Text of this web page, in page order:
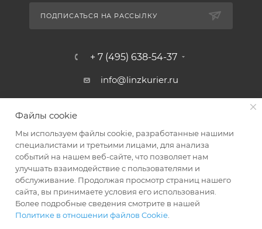
ПОДПИСАТЬСЯ НА РАССЫЛКУ
+ 7 (495) 638-54-37
info@linzkurier.ru
Файлы cookie
Мы используем файлы cookie, разработанные нашими
специалистами и третьими лицами, для анализа
событий на нашем веб-сайте, что позволяет нам
улучшать взаимодействие с пользователями и
обслуживание. Продолжая просмотр страниц нашего
сайта, вы принимаете условия его использования.
Более подробные сведения смотрите в нашей
Политике в отношении файлов Cookie